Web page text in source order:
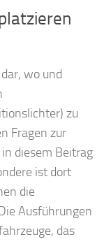
wo und
zu
Fragen zur
diesem Beitrag
ist dort
die
Ausführungen
das